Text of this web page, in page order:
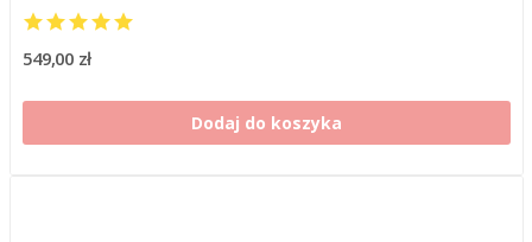
549,00 zł
Dodaj do koszyka